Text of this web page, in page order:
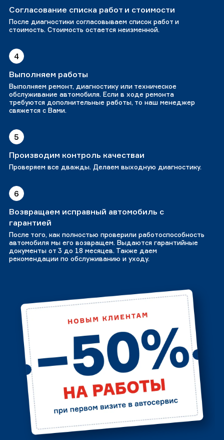
Согласование списка работ и стоимости
После диагностики согласовываем список работ и
стоимость. Стоимость остается неизменной.
4
Выполняем работы
Выполняем ремонт, диагностику или техническое
обслуживание автомобиля. Если в ходе ремонта
требуются дополнительные работы, то наш менеджер
свяжется с Вами.
5
Производим контроль качестваи
Проверяем все дважды. Делаем выходную диагностику.
6
Возвращаем исправный автомобиль с
гарантией
После того, как полностью проверили работоспособность
автомобиля мы его возвращем. Выдаются гарантийные
документы от 3 до 18 месяцев. Также даем
рекомендации по обслуживанию и уходу.